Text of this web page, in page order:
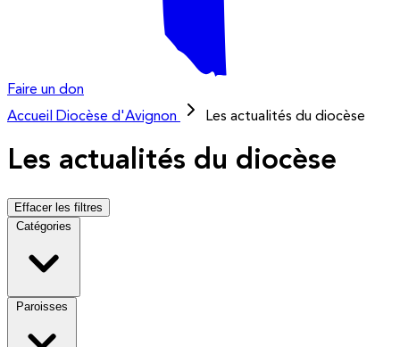
Faire un don
Accueil
Diocèse d'Avignon Les actualités du diocèse
Les actualités du diocèse
Effacer les filtres
Catégories
Paroisses